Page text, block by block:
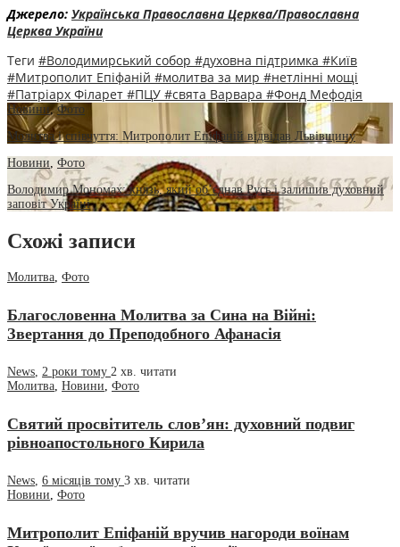
Джерело: Українська Православна Церква/Православна
Церква України
Теги #Володимирський собор #духовна підтримка #Київ
#Митрополит Епіфаній #молитва за мир #нетлінні мощі
#Патріарх Філарет #ПЦУ #свята Варвара #Фонд Мефодія
Новини,Фото
Молитва і співчуття: Митрополит Епіфаній відвідав Львівщину
Новини Фото
Володимир Мономах: князь, який об’єднав Русь і залишив духовний
заповіт Україні
Схожі записи
Молитва, Фото
Благословенна Молитва за Сина на Війні:
Звертання до Преподобного Афанасія
News, 2 роки тому 2 хв. читати
Молитва, Новини, Фото
Святий просвітитель слов’ян: духовний подвиг
рівноапостольного Кирила
News, 6 місяців тому 3 хв. читати
Новини, Фото
Митрополит Епіфаній вручив нагороди воїнам